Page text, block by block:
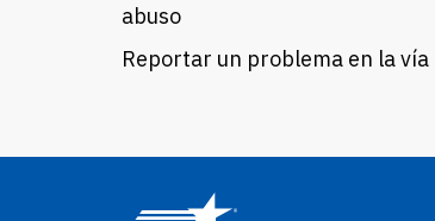
abuso
Reportar un problema en la vía